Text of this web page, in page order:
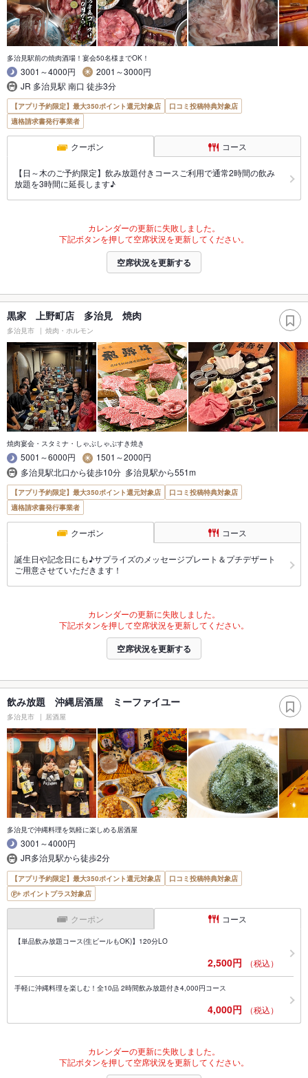
多治見駅前の焼肉酒場！宴会50名様までOK！
3001～4000円
2001～3000円
JR 多治見駅 南口 徒歩3分
【アプリ予約限定】最大350ポイント還元対象店
口コミ投稿特典対象店
適格請求書発行事業者
クーポン コース
【日～木のご予約限定】飲み放題付きコースご利用で通常2時間の飲み
放題を3時間に延長します♪
カレンダーの更新に失敗しました。
下記ボタンを押して空席状況を更新してください。
空席状況を更新する
黒家 上野町店 多治見 焼肉
多治見市 焼肉・ホルモン
焼肉宴会・スタミナ・しゃぶしゃぶすき焼き
5001～6000円
1501～2000円
多治見駅北口から徒歩10分 多治見駅から551m
【アプリ予約限定】最大350ポイント還元対象店
口コミ投稿特典対象店
適格請求書発行事業者
クーポン コース
誕生日や記念日にも♪サプライズのメッセージプレート＆プチデザート
ご用意させていただきます！
カレンダーの更新に失敗しました。
下記ボタンを押して空席状況を更新してください。
空席状況を更新する
飲み放題 沖縄居酒屋 ミーファイユー
多治見市 居酒屋
多治見で沖縄料理を気軽に楽しめる居酒屋
3001～4000円
JR多治見駅から徒歩2分
【アプリ予約限定】最大350ポイント還元対象店
口コミ投稿特典対象店
ポイントプラス対象店
クーポン コース
【単品飲み放題コース(生ビールもOK)】120分LO
2,500円 （税込）
手軽に沖縄料理を楽しむ！全10品 2時間飲み放題付き4,000円コース
4,000円 （税込）
カレンダーの更新に失敗しました。
下記ボタンを押して空席状況を更新してください。